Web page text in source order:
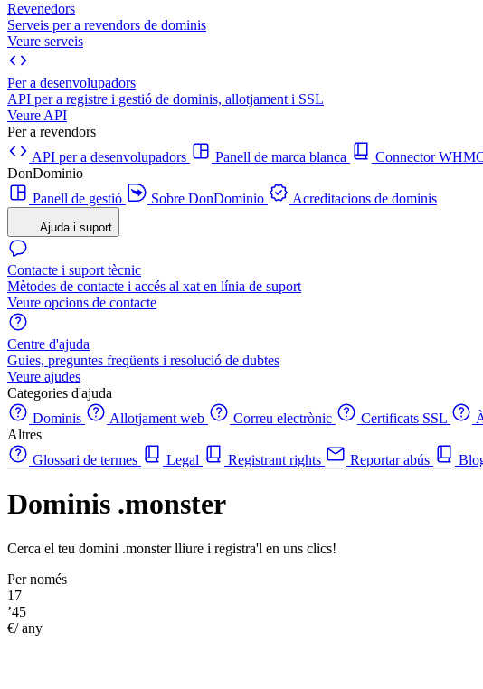
Revenedors
Serveis per a revendors de dominis
Veure serveis
Per a desenvolupadors
API per a registre i gestió de dominis, allotjament i SSL
Veure API
Per a revendors
API per a desenvolupadors
Panell de marca blanca Connector
DonDominio
Panell de gestió
Sobre DonDominio Acreditacions de dominis
Ajuda i suport
Contacte i suport tècnic
Mètodes de contacte i accés al xat en línia de suport
Veure opcions de contacte
Centre d'ajuda
Guies, preguntes freqüents i resolució de dubtes
Veure ajudes
Categories d'ajuda
Dominis
Allotjament web Correu electrònic Certificats SSL
Altres
Glossari de termes
Legal Registrant rights Reportar abús
Dominis .monster
Cerca el teu domini .monster lliure i registra'l en uns clics!
Per només
17
’45
€/ any